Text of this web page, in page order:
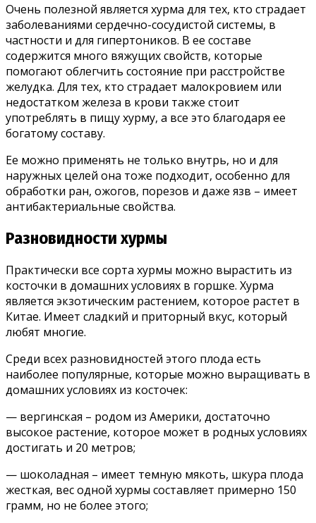
Очень полезной является хурма для тех, кто страдает
заболеваниями сердечно-сосудистой системы, в
частности и для гипертоников. В ее составе
содержится много вяжущих свойств, которые
помогают облегчить состояние при расстройстве
желудка. Для тех, кто страдает малокровием или
недостатком железа в крови также стоит
употреблять в пищу хурму, а все это благодаря ее
богатому составу.
Ее можно применять не только внутрь, но и для
наружных целей она тоже подходит, особенно для
обработки ран, ожогов, порезов и даже язв – имеет
антибактериальные свойства.
Разновидности хурмы
Практически все сорта хурмы можно вырастить из
косточки в домашних условиях в горшке. Хурма
является экзотическим растением, которое растет в
Китае. Имеет сладкий и приторный вкус, который
любят многие.
Среди всех разновидностей этого плода есть
наиболее популярные, которые можно выращивать в
домашних условиях из косточек:
— вергинская – родом из Америки, достаточно
высокое растение, которое может в родных условиях
достигать и 20 метров;
— шоколадная – имеет темную мякоть, шкура плода
жесткая, вес одной хурмы составляет примерно 150
грамм, но не более этого;